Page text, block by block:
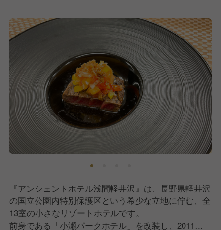
『アンシェントホテル浅間軽井沢』は、長野県軽井沢
の国立公園内特別保護区という希少な立地に佇む、全
13室の小さなリゾートホテルです。
前身である「小瀬パークホテル」を改装し、2011年